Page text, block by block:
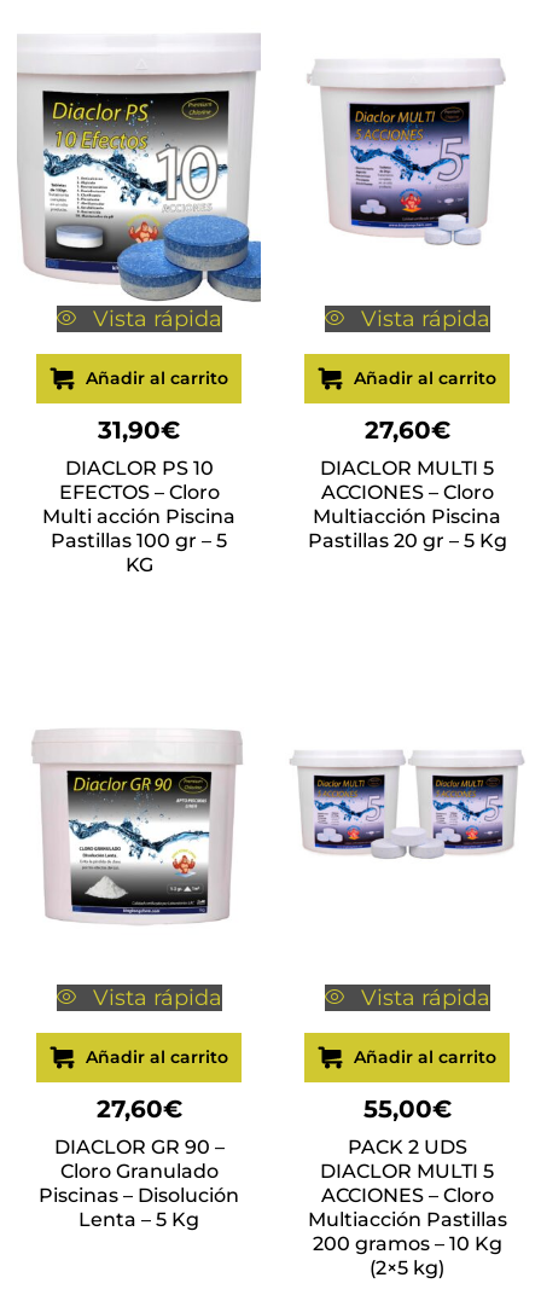
Vista rápida
Añadir al carrito
31,90€
DIACLOR PS 10
EFECTOS – Cloro
Multi acción Piscina
Pastillas 100 gr – 5
KG
Vista rápida
Añadir al carrito
27,60€
DIACLOR MULTI 5
ACCIONES – Cloro
Multiacción Piscina
Pastillas 20 gr – 5 Kg
Vista rápida
Añadir al carrito
27,60€
DIACLOR GR 90 –
Cloro Granulado
Piscinas – Disolución
Lenta – 5 Kg
Vista rápida
Añadir al carrito
55,00€
PACK 2 UDS
DIACLOR MULTI 5
ACCIONES – Cloro
Multiacción Pastillas
200 gramos – 10 Kg
(2×5 kg)